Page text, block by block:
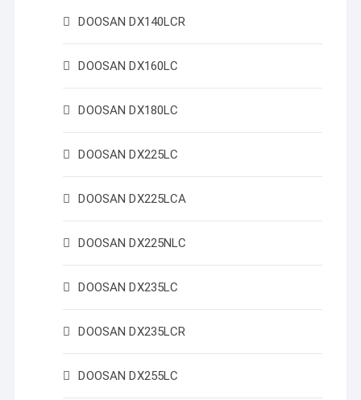
DOOSAN DX140LCR
DOOSAN DX160LC
DOOSAN DX180LC
DOOSAN DX225LC
DOOSAN DX225LCA
DOOSAN DX225NLC
DOOSAN DX235LC
DOOSAN DX235LCR
DOOSAN DX255LC